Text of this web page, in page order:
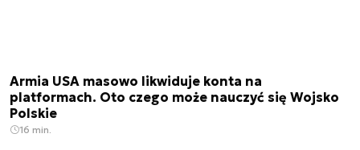
Armia USA masowo likwiduje konta na
platformach. Oto czego może nauczyć się Wojsko
Polskie
16 min.